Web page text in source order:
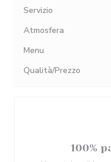
Servizio
Atmosfera
Menu
Qualità/Prezzo
100%